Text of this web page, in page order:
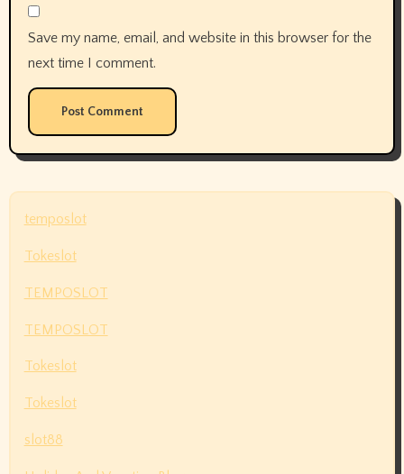
Save my name, email, and website in this browser for the
next time I comment.
temposlot
Tokeslot
TEMPOSLOT
TEMPOSLOT
Tokeslot
Tokeslot
slot88